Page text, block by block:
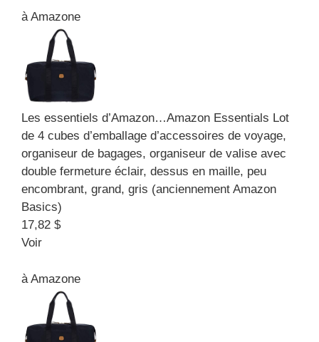
àAmazone
Les essentiels d’Amazon…Amazon Essentials Lot
de 4 cubes d’emballage d’accessoires de voyage,
organiseur de bagages, organiseur de valise avec
double fermeture éclair, dessus en maille, peu
encombrant, grand, gris (anciennement Amazon
Basics)
17,82 $
Voir
àAmazone